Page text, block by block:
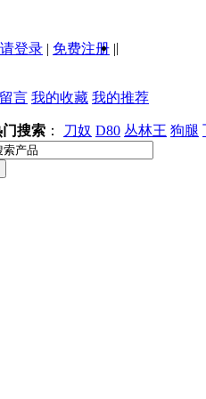
请登录 | 免费注册 ||
言 我的收藏 我的推荐
门搜索 ： 刀奴 D80 丛林王 狗腿